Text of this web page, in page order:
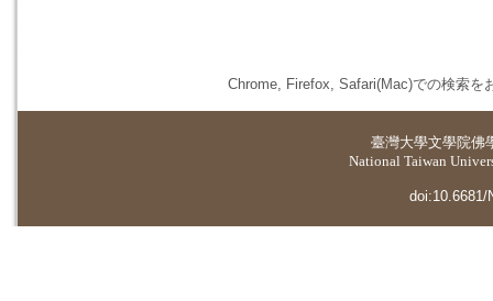
Chrome, Firefox, Safari(Mac)での検索を
臺灣大學文學院佛
National Taiwan
doi:10.6681/